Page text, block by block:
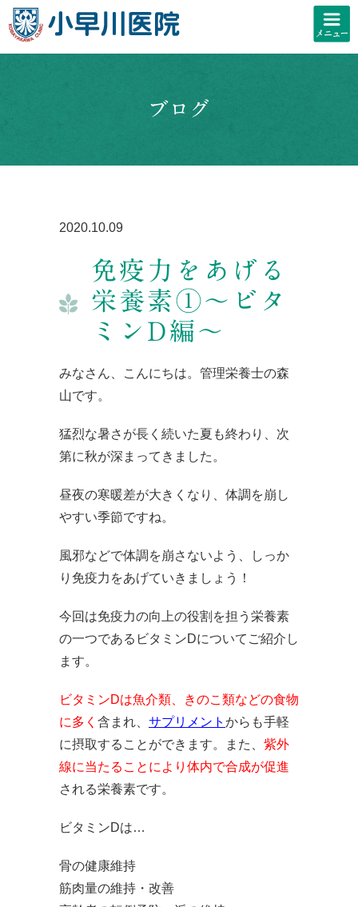
ブログ
2020.10.09
免疫力をあげる
栄養素①～ビタ
ミンD編～
みなさん、こんにちは。管理栄養士の森
山です。
猛烈な暑さが長く続いた夏も終わり、次
第に秋が深まってきました。
昼夜の寒暖差が大きくなり、体調を崩し
やすい季節ですね。
風邪などで体調を崩さないよう、しっか
り免疫力をあげていきましょう！
今回は免疫力の向上の役割を担う栄養素
の一つであるビタミンDについてご紹介し
ます。
ビタミンDは魚介類、きのこ類などの食物
に多く 含まれ、 サプリメント からも手軽
に摂取することができます。また、 紫外
線に当たることにより体内で合成が促進
される栄養素です。
ビタミンDは…
骨の健康維持
筋肉量の維持・改善